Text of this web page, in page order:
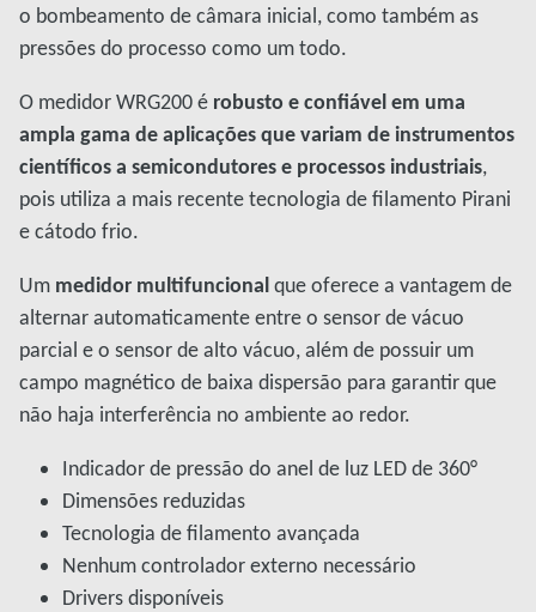
o bombeamento de câmara inicial, como também as
pressões do processo como um todo.
O medidor WRG200 é robusto e confiável em uma
ampla gama de aplicações que variam de instrumentos
científicos a semicondutores e processos industriais,
pois utiliza a mais recente tecnologia de filamento Pirani
e cátodo frio.
Um medidor multifuncionalque oferece a vantagem de
alternar automaticamente entre o sensor de vácuo
parcial e o sensor de alto vácuo, além de possuir um
campo magnético de baixa dispersão para garantir que
não haja interferência no ambiente ao redor.
Indicador de pressão do anel de luz LED de 360°
Dimensões reduzidas
Tecnologia de filamento avançada
Nenhum controlador externo necessário
Drivers disponíveis